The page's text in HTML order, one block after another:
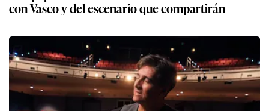
con Vasco y del escenario que compartirán